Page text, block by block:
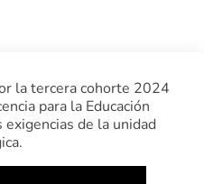
la tercera cohorte 2024
para la Educación
de la unidad